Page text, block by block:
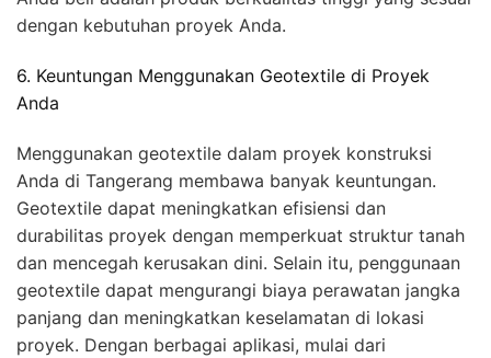
dengan kebutuhan proyek Anda.
6. Keuntungan Menggunakan Geotextile di Proyek
Anda
Menggunakan geotextile dalam proyek konstruksi
Anda di Tangerang membawa banyak keuntungan.
Geotextile dapat meningkatkan efisiensi dan
durabilitas proyek dengan memperkuat struktur tanah
dan mencegah kerusakan dini. Selain itu, penggunaan
geotextile dapat mengurangi biaya perawatan jangka
panjang dan meningkatkan keselamatan di lokasi
proyek. Dengan berbagai aplikasi, mulai dari